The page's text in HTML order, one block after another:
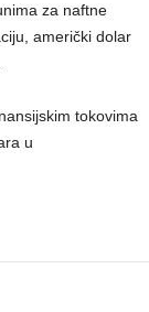
za naftne
američki dolar
tokovima
u